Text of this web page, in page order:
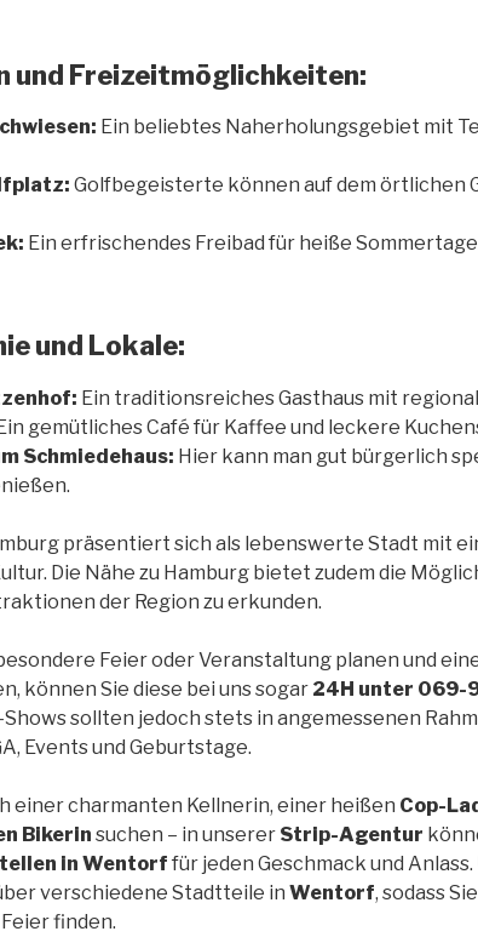
Freizeitmöglichkeiten:
Ein beliebtes Naherholungsgebiet mit
Golfbegeisterte können auf dem örtlichen
Ein erfrischendes Freibad für heiße
und Lokale:
Ein traditionsreiches Gasthaus mit
gemütliches Café für Kaffee und leckere
Schmiedehaus: Hier kann man gut bürgerlich
präsentiert sich als lebenswerte Stadt mit
Die Nähe zu Hamburg bietet zudem die
der Region zu erkunden.
Feier oder Veranstaltung planen und
können Sie diese bei uns sogar 24H unter 069-
sollten jedoch stets in angemessenen
Events und Geburtstage.
einer charmanten Kellnerin, einer heißen Cop-
Bikerin suchen – in unserer Strip-Agentur
in Wentorf für jeden Geschmack und
verschiedene Stadtteile in Wentorf, sodass
finden.